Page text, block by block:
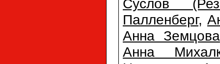
Суслов
Палленберг,
Анна Земцова
Анна